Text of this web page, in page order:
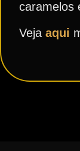
caramelos
Veja aqui